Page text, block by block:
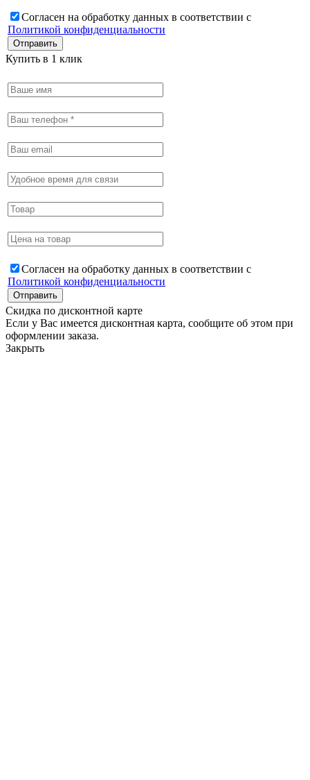
Согласен на обработку данных в соответствии с
Политикой конфиденциальности
Купить в 1 клик
Согласен на обработку данных в соответствии с
Политикой конфиденциальности
Скидка по дисконтной карте
Если у Вас имеется дисконтная карта, сообщите об этом при
оформлении заказа.
Закрыть